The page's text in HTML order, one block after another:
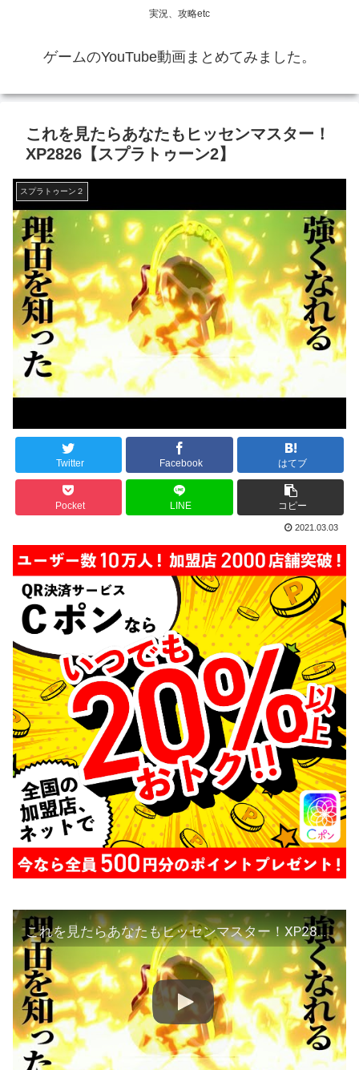
実況、攻略etc
ゲームのYouTube動画まとめてみました。
これを見たらあなたもヒッセンマスター！
XP2826【スプラトゥーン2】
スプラトゥーン２
Twitter Facebook はてブ
Pocket LINE コピー
2021.03.03
これを見たらあなたもヒッセンマスター！XP2826【スプラトゥーン2】